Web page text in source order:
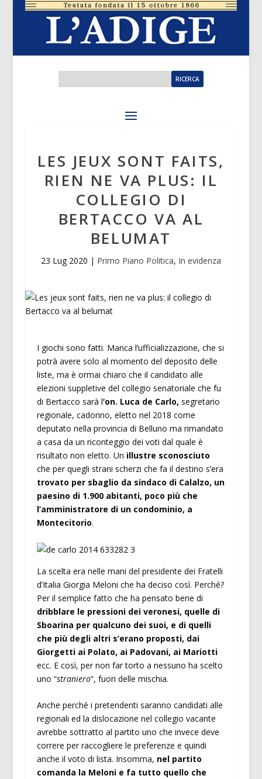
LES JEUX SONT FAITS,
RIEN NE VA PLUS: IL
COLLEGIO DI
BERTACCO VA AL
BELUMAT
23 Lug 2020 | Primo Piano Politica, In evidenza
I giochi sono fatti. Manca l’ufficializzazione, che si
potrà avere solo al momento del deposito delle
liste, ma è ormai chiaro che il candidato alle
elezioni suppletive del collegio senatoriale che fu
di Bertacco sarà l‘on. Luca de Carlo, segretario
regionale, cadorino, eletto nel 2018 come
deputato nella provincia di Belluno ma rimandato
a casa da un riconteggio dei voti dal quale è
risultato non eletto. Un illustre sconosciuto
che per quegli strani scherzi che fa il destino s’era
trovato per sbaglio da sindaco di Calalzo, un
paesino di 1.900 abitanti, poco più che
l’amministratore di un condominio, a
Montecitorio.
La scelta era nelle mani del presidente dei Fratelli
d’Italia Giorgia Meloni che ha deciso così. Perché?
Per il semplice fatto che ha pensato bene di
dribblare le pressioni dei veronesi, quelle di
Sboarina per qualcuno dei suoi, e di quelli
che più degli altri s’erano proposti, dai
Giorgetti ai Polato, ai Padovani, ai Mariotti
ecc. E così, per non far torto a nessuno ha scelto
uno “straniero“, fuori delle mischia.
Anche perché i pretendenti saranno candidati alle
regionali ed la dislocazione nel collegio vacante
avrebbe sottratto al partito uno che invece deve
correre per raccogliere le preferenze e quindi
anche il voto di lista. Insomma, nel partito
comanda la Meloni e fa tutto quello che